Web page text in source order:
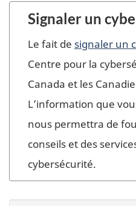
Signaler un
Le fait de signaler un
Centre pour la
Canada et les
L’information que
nous permettra de
conseils et des
cybersécurité.